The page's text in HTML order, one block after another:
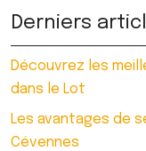
Derniers
Découvrez les
dans le Lot
Les avantages de
Cévennes